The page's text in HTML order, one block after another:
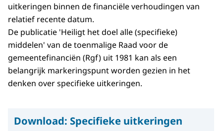
uitkeringen binnen de financiële verhoudingen van
relatief recente datum.
De publicatie 'Heiligt het doel alle (specifieke)
middelen' van de toenmalige Raad voor de
gemeentefinanciën (Rgf) uit 1981 kan als een
belangrijk markeringspunt worden gezien in het
denken over specifieke uitkeringen.
Download: Specifieke uitkeringen